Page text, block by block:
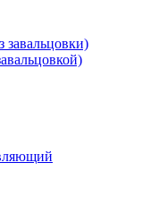
завальцовки)